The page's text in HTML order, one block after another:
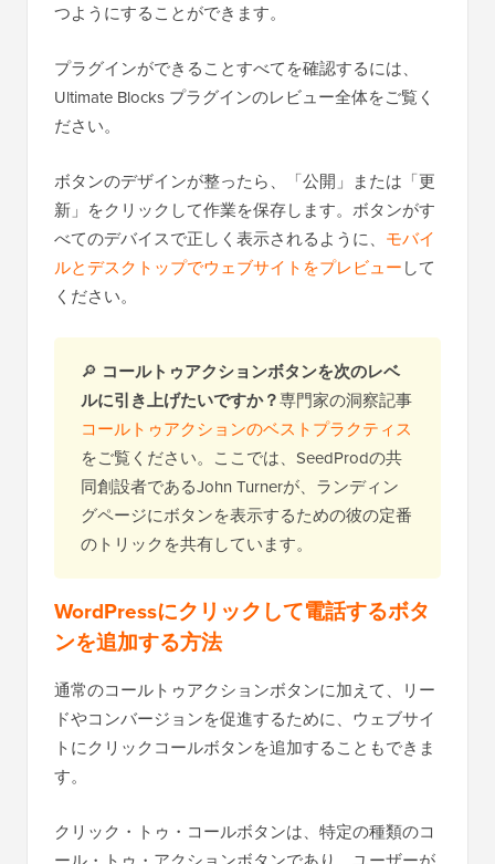
つようにすることができます。
プラグインができることすべてを確認するには、
Ultimate Blocks プラグインのレビュー全体をご覧く
ださい。
ボタンのデザインが整ったら、「公開」または「更
新」をクリックして作業を保存します。ボタンがす
べてのデバイスで正しく表示されるように、 モバイ
ルとデスクトップでウェブサイトをプレビューして
ください。
🔎 コールトゥアクションボタンを次のレベ
ルに引き上げたいですか？専門家の洞察記事
コールトゥアクションのベストプラクティス
をご覧ください。ここでは、SeedProdの共
同創設者であるJohn Turnerが、ランディン
グページにボタンを表示するための彼の定番
のトリックを共有しています。
WordPressにクリックして電話するボタ
ンを追加する方法
通常のコールトゥアクションボタンに加えて、リー
ドやコンバージョンを促進するために、ウェブサイ
トにクリックコールボタンを追加することもできま
す。
クリック・トゥ・コールボタンは、特定の種類のコ